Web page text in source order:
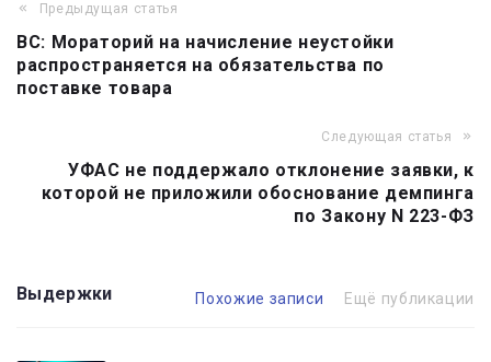
Навигация
по
записям
Предыдущая статья
ВС: Мораторий на начисление неустойки
распространяется на обязательства по
поставке товара
Следующая статья
УФАС не поддержало отклонение заявки, к
которой не приложили обоснование демпинга
по Закону N 223-ФЗ
Выдержки Похожие записи Ещё публикации